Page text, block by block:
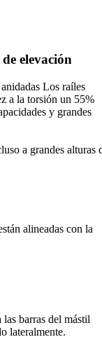
elevación
Los raíles
a la torsión un 55%
y grandes
a grandes alturas
alineadas con la
barras del mástil
lateralmente.